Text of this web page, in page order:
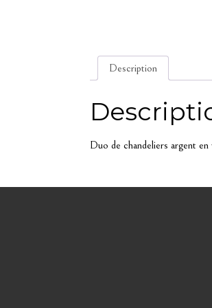
Description
Duo de chandeliers argent